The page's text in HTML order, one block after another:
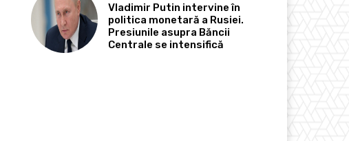
Vladimir Putin intervine în
politica monetară a Rusiei.
Presiunile asupra Băncii
Centrale se intensifică